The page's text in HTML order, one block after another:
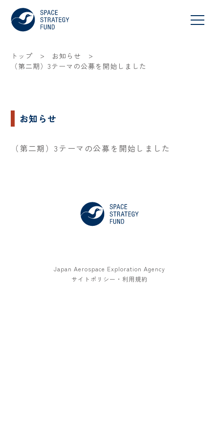
トップ > お知らせ
>
（第二期）3テーマの公募を開始しました
お知らせ
（第二期）3テーマの公募を開始しました
Japan Aerospace Exploration Agency
サイトポリシー・利用規約